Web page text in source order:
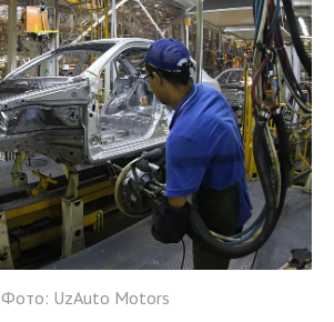
Фото: UzAuto Motors